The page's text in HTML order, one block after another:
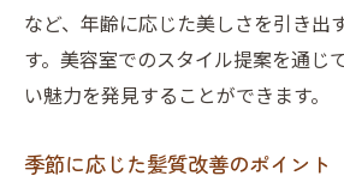
効果的なカウンセリング
希望をしっかり伝える方法
問題解決型のアプローチ手法
美容師との対話で得られる
など、年齢に応じた美しさを引き出
す。美容室でのスタイル提案を通じ
い魅力を発見することができます。
季節に応じた髪質改善のポイント